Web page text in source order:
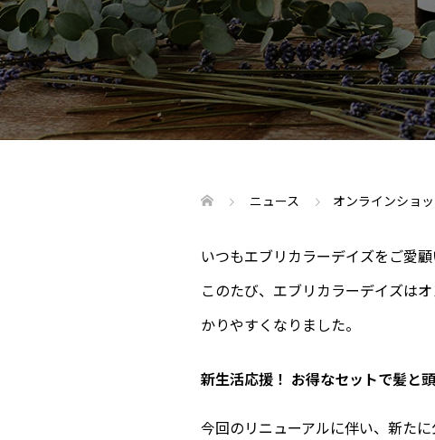
ニュース オンラインショ
いつもエブリカラーデイズをご愛
このたび、エブリカラーデイズは
かりやすくなりました。
新生活応援！ お得なセットで髪と頭
今回のリニューアルに伴い、新た